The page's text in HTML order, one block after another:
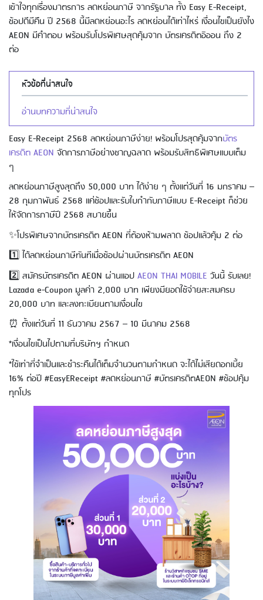
เข้าใจทุกเรื่องมาตรการ ลดหย่อนภาษี จากรัฐบาล ทั้ง Easy E-Receipt,
ช้อปดีมีคืน ปี 2568 นี้มีลดหย่อนอะไร ลดหย่อนได้เท่าไหร่ เงื่อนไขเป็นยังไง
AEON มีคำตอบ พร้อมรับโปรพิเศษสุดคุ้มจาก บัตรเครดิตอิออน ถึง 2
ต่อ
หัวข้อที่น่าสนใจ
อ่านบทความที่น่าสนใจ
Easy E-Receipt 2568 ลดหย่อนภาษีง่าย! พร้อมโปรสุดคุ้มจากบัตร
เครดิต AEON จัดการภาษีอย่างชาญฉลาด พร้อมรับสิทธิพิเศษแบบเต็ม
ๆ
ลดหย่อนภาษีสูงสุดถึง 50,000 บาท ได้ง่าย ๆ ตั้งแต่วันที่ 16 มกราคม –
28 กุมภาพันธ์ 2568 แค่ช้อปและรับใบกำกับภาษีแบบ E-Receipt ก็ช่วย
ให้จัดการภาษีปี 2568 สบายขึ้น
✨โปรพิเศษจากบัตรเครดิต AEON ที่ต้องห้ามพลาด ช้อปแล้วคุ้ม 2 ต่อ
1️⃣ ได้ลดหย่อนภาษีทันทีเมื่อช้อปผ่านบัตรเครดิต AEON
2️⃣ สมัครบัตรเครดิต AEON ผ่านแอป AEON THAI MOBILE วันนี้ รับเลย!
Lazada e-Coupon มูลค่า 2,000 บาท เพียงมียอดใช้จ่ายสะสมครบ
20,000 บาท และลงทะเบียนตามเงื่อนไข
⏰ ตั้งแต่วันที่ 11 ธันวาคม 2567 – 10 มีนาคม 2568
*เงื่อนไขเป็นไปตามที่บริษัทฯ กำหนด
*ใช้เท่าที่จำเป็นและชำระคืนได้เต็มจำนวนตามกำหนด จะได้ไม่เสียดอกเบี้ย
16% ต่อปี #EasyEReceipt #ลดหย่อนภาษี #บัตรเครดิตAEON #ช้อปคุ้ม
ทุกโปร